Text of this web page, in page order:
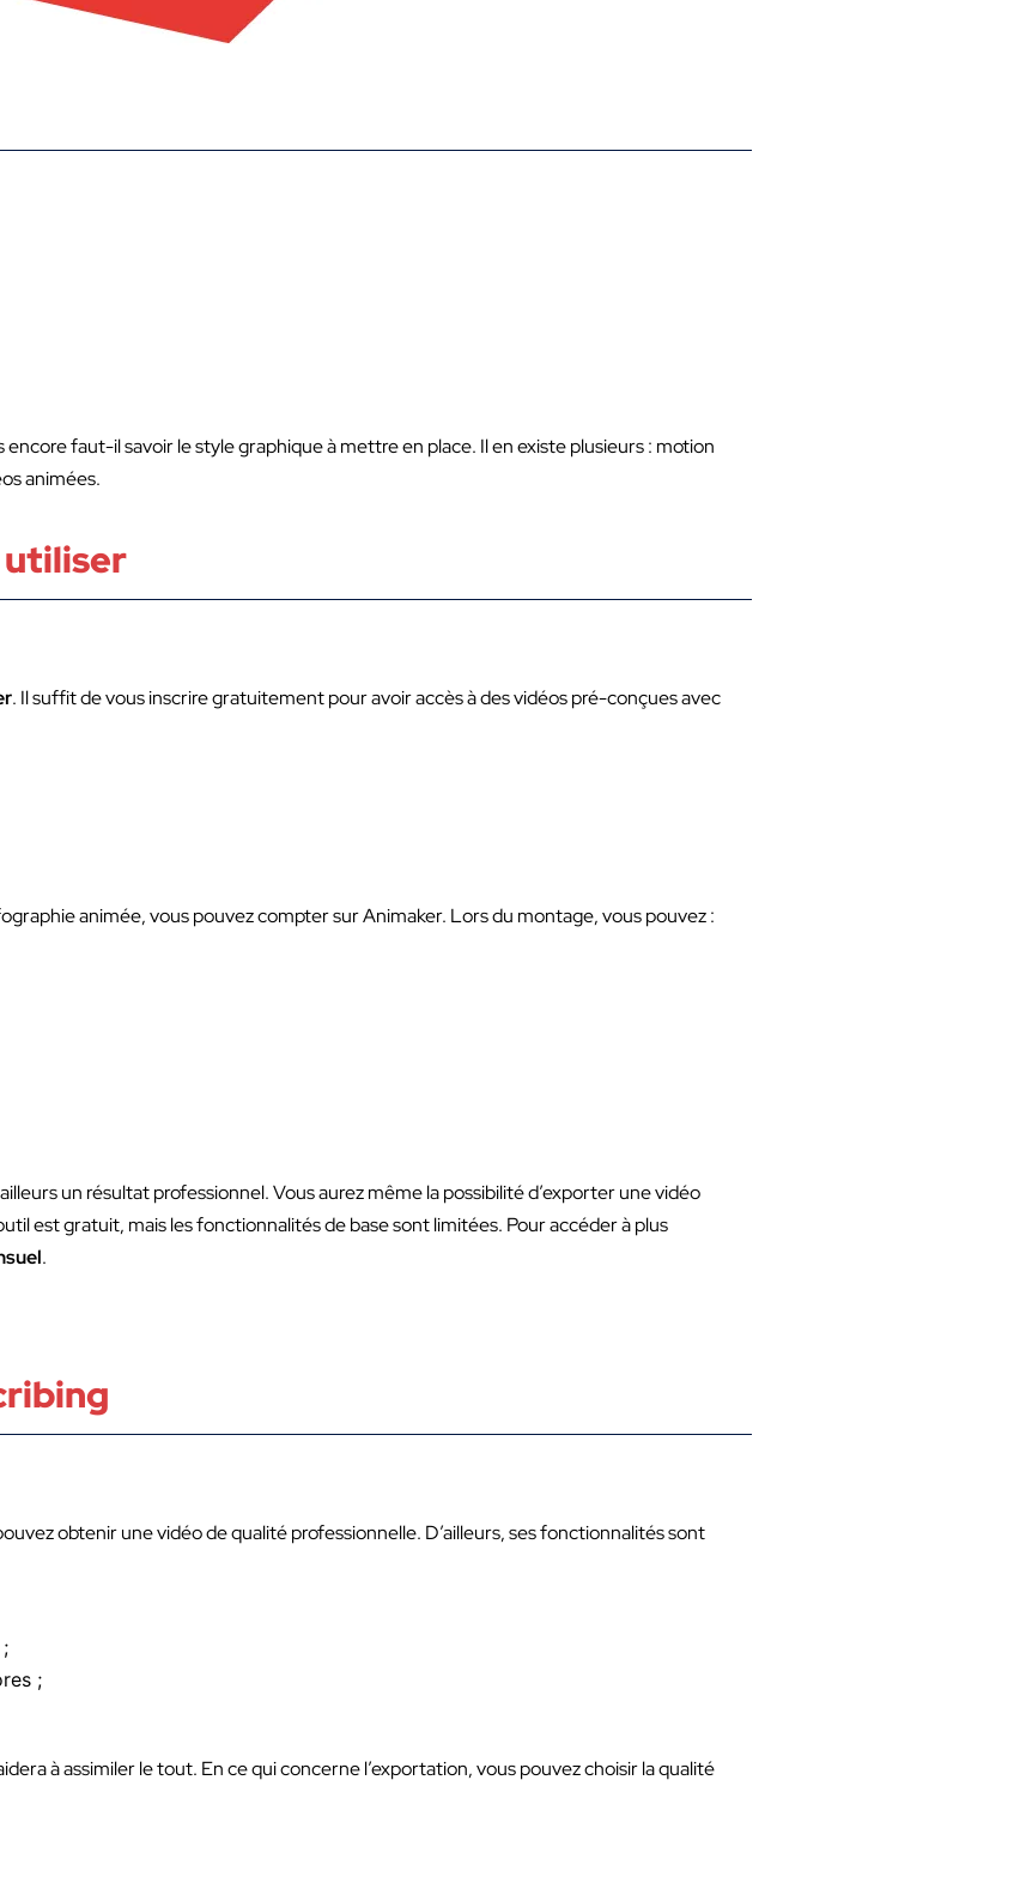
faut-il savoir le style graphique à mettre en place. Il en existe plusieurs : motion
animées.
utiliser
. Il suffit de vous inscrire gratuitement pour avoir accès à des vidéos pré-conçues avec
animée, vous pouvez compter sur Animaker. Lors du montage, vous pouvez :
un résultat professionnel. Vous aurez même la possibilité d’exporter une vidéo
est gratuit, mais les fonctionnalités de base sont limitées. Pour accéder à plus
.
obtenir une vidéo de qualité professionnelle. D’ailleurs, ses fonctionnalités sont
;
à assimiler le tout. En ce qui concerne l’exportation, vous pouvez choisir la qualité